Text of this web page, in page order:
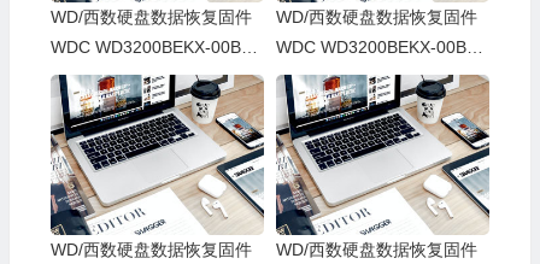
WD/西数硬盘数据恢复固件
WDC WD3200BEKX-00B7
WT0-01.01A01-WXA1AB3U
1300-00150005-1064
WD/西数硬盘数据恢复固件
WDC WD3200BEKX-00B7
WT0-01.01A01-WX91A34J
3805-0015000H-1064
WD/西数硬盘数据恢复固件
WD/西数硬盘数据恢复固件